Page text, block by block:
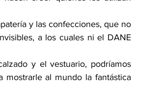
y las confecciones, que no
a los cuales ni el DANE
y el vestuario, podríamos
al mundo la fantástica